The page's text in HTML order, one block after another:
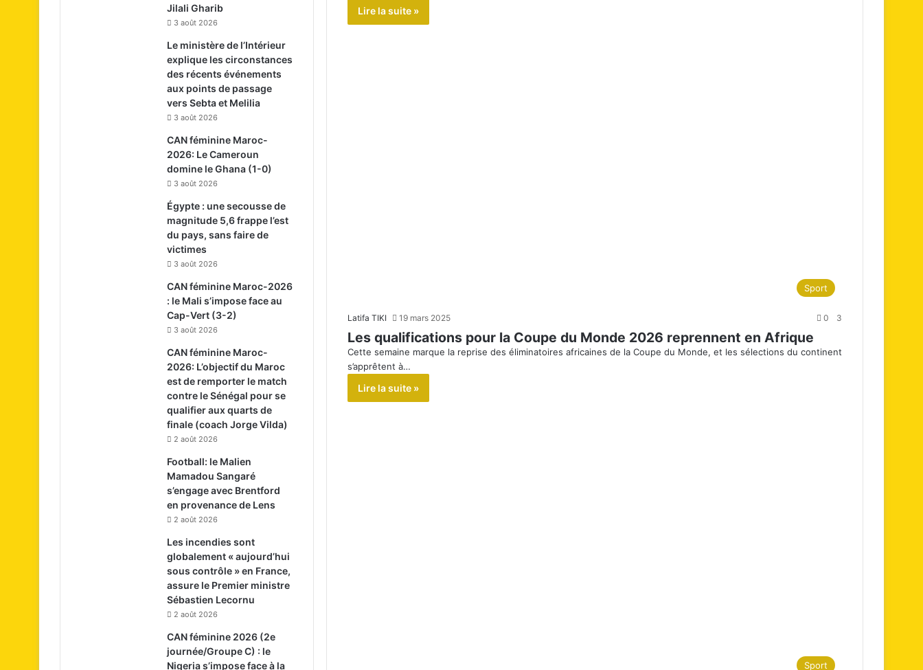
Lire la suite »
Sport
Latifa TIKI 19 mars 2025 0 3
Les qualifications pour la Coupe du Monde 2026 reprennent en Afrique
Cette semaine marque la reprise des éliminatoires africaines de la Coupe du Monde, et les sélections du continent
s’apprêtent à…
Lire la suite »
Sport
Jilali Gharib
3 août 2026
Le ministère de l’Intérieur
explique les circonstances
des récents événements
aux points de passage
vers Sebta et Melilia
3 août 2026
CAN féminine Maroc-
2026: Le Cameroun
domine le Ghana (1-0)
3 août 2026
Égypte : une secousse de
magnitude 5,6 frappe l’est
du pays, sans faire de
victimes
3 août 2026
CAN féminine Maroc-2026
: le Mali s’impose face au
Cap-Vert (3-2)
3 août 2026
CAN féminine Maroc-
2026: L’objectif du Maroc
est de remporter le match
contre le Sénégal pour se
qualifier aux quarts de
finale (coach Jorge Vilda)
2 août 2026
Football: le Malien
Mamadou Sangaré
s’engage avec Brentford
en provenance de Lens
2 août 2026
Les incendies sont
globalement « aujourd’hui
sous contrôle » en France,
assure le Premier ministre
Sébastien Lecornu
2 août 2026
CAN féminine 2026 (2e
journée/Groupe C) : le
Nigeria s’impose face à la